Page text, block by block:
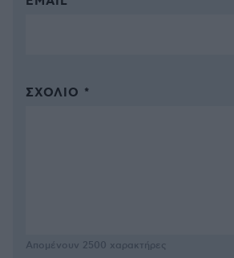
ΣΧΌΛΙΟ *
Απομένουν 2500 χαρακτήρες